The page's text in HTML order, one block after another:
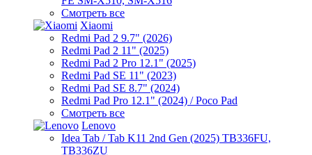
Смотреть все
Xiaomi
Redmi Pad 2 9.7" (2026)
Redmi Pad 2 11" (2025)
Redmi Pad 2 Pro 12.1" (2025)
Redmi Pad SE 11" (2023)
Redmi Pad SE 8.7" (2024)
Redmi Pad Pro 12.1" (2024) / Poco Pad
Смотреть все
Lenovo
Idea Tab / Tab K11 2nd Gen (2025) TB336FU,
TB336ZU